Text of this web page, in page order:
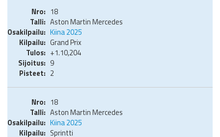
18
Aston Martin Mercedes
Kiina 2025
Grand Prix
+1.10,204
9
2
18
Aston Martin Mercedes
Kiina 2025
Sprintti